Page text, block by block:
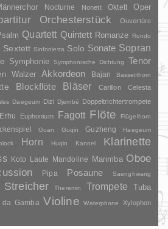
Nocturne Nonett Oktett Oper
Orchesterstück Ouvertüre
Quartett Quintett Romanze Rondo
Sextett Sinfonietta Solo Sonate Sopran
Symphonie Symphonische Dichtung Tenor
Walzer Akkordeon Bajan Bassetthorn
Blockflöte Bläser Carillon Celesta
Daegeum Dizi Djembé Doppeltrichtertrompete
Erhu Euphonium Fagott Flöte
Flügelhorn
Guan Guqin Guzheng
Haegeum
Horn Huqin Kannel Klarinette
Koto Laute Mandoline Marimba Oboe
Pipa Posaune Saenghwang
Streicher Theremin Trompete
Tuba
da Gamba Violine Waterphone
Xylophon